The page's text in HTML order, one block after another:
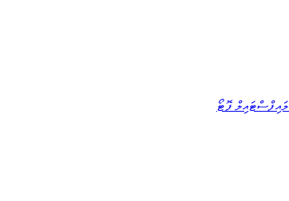
ލައިފްސްޓައިލް ފޮޓޯ